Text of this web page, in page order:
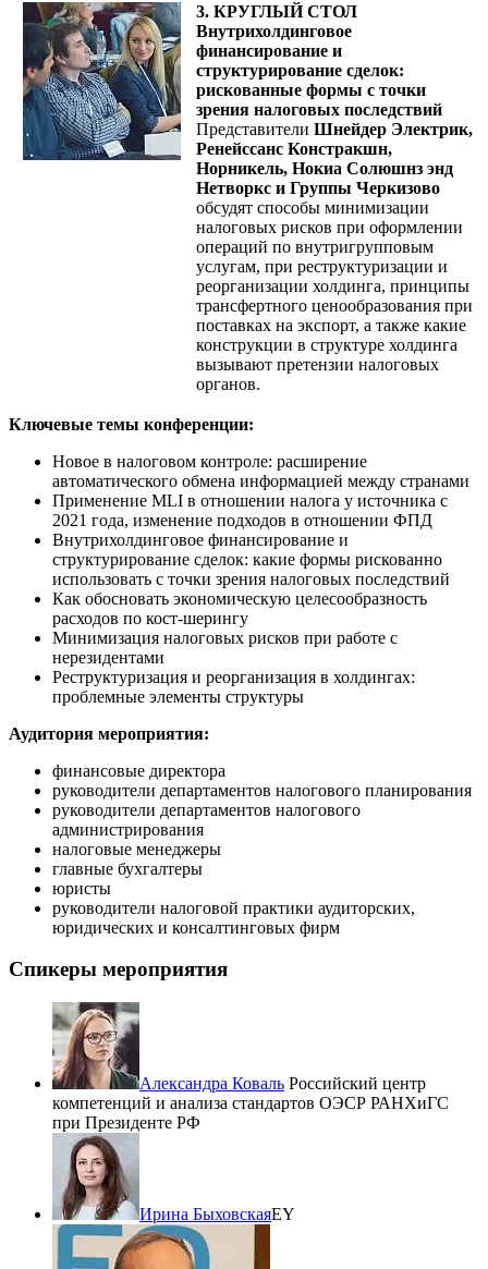
3. КРУГЛЫЙ СТОЛ
Внутрихолдинговое
финансирование и
структурирование сделок:
рискованные формы с точки
зрения налоговых последствий
Представители Шнейдер Электрик,
Ренейссанс Констракшн,
Норникель, Нокиа Солюшнз энд
Нетворкс и Группы Черкизово
обсудят способы минимизации
налоговых рисков при оформлении
операций по внутригрупповым
услугам, при реструктуризации и
реорганизации холдинга, принципы
трансфертного ценообразования при
поставках на экспорт, а также какие
конструкции в структуре холдинга
вызывают претензии налоговых
органов.
Ключевые темы конференции:
Новое в налоговом контроле: расширение
автоматического обмена информацией между странами
Применение MLI в отношении налога у источника с
2021 года, изменение подходов в отношении ФПД
Внутрихолдинговое финансирование и
структурирование сделок: какие формы рискованно
использовать с точки зрения налоговых последствий
Как обосновать экономическую целесообразность
расходов по кост-шерингу
Минимизация налоговых рисков при работе с
нерезидентами
Реструктуризация и реорганизация в холдингах:
проблемные элементы структуры
Аудитория мероприятия:
финансовые директора
руководители департаментов налогового планирования
руководители департаментов налогового
администрирования
налоговые менеджеры
главные бухгалтеры
юристы
руководители налоговой практики аудиторских,
юридических и консалтинговых фирм
Спикеры мероприятия
Александра Коваль Российский центр
компетенций и анализа стандартов ОЭСР РАНХиГС
при Президенте РФ
Ирина БыховскаяEY